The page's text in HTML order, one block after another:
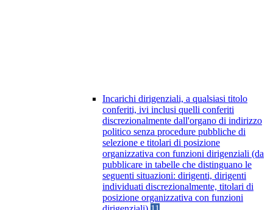
Incarichi dirigenziali, a qualsiasi titolo
conferiti, ivi inclusi quelli conferiti
discrezionalmente dall'organo di indirizzo
politico senza procedure pubbliche di
selezione e titolari di posizione
organizzativa con funzioni dirigenziali (da
pubblicare in tabelle che distinguano le
seguenti situazioni: dirigenti, dirigenti
individuati discrezionalmente, titolari di
posizione organizzativa con funzioni